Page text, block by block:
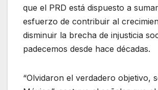
que el PRD está dispuesto a
esfuerzo de contribuir al
disminuir la brecha de injusticia
padecemos desde hace décadas.
“Olvidaron el verdadero objetivo,